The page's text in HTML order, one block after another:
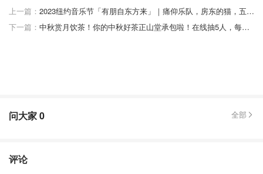
“无梁楼盖”、“伞形柱”、“廊桥”、“旋梯”“牛道”等众多特色风格
的建筑奇葩。放在2023年的今天来看，不仅是外观还是内
部的建筑设计都是相当炸裂的。
上一篇：
2023纽约音乐节「有朋自东方来」｜痛仰乐队，房东的猫，五条人，万能青年旅店
下一篇：
中秋赏月饮茶！你的中秋好茶正山堂承包啦！在线抽5人，每人1罐金粟粒单芽红茶~
问大家0 全部
评论